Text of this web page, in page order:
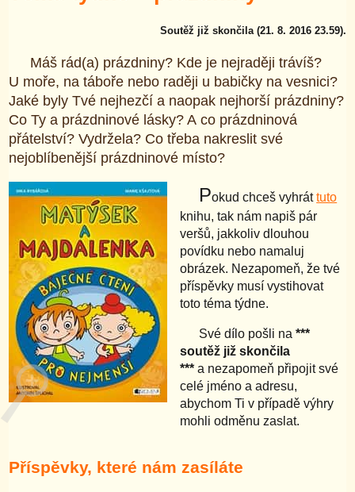
Soutěž již skončila (21. 8. 2016 23.59).
Máš rád(a) prázdniny? Kde je nejraději trávíš?
U moře, na táboře nebo raději u babičky na vesnici?
Jaké byly Tvé nejhezčí a naopak nejhorší prázdniny?
Co Ty a prázdninové lásky? A co prázdninová
přátelství? Vydržela? Co třeba nakreslit své
nejoblíbenější prázdninové místo?
Pokud chceš vyhráttuto
knihu, tak nám napiš pár
veršů, jakkoliv dlouhou
povídku nebo namaluj
obrázek. Nezapomeň, že tvé
příspěvky musí vystihovat
toto téma týdne.
Své dílo pošli na***
soutěž již skončila
*** a nezapomeň připojit své
celé jméno a adresu,
abychom Ti v případě výhry
mohli odměnu zaslat.
Příspěvky, které nám zasíláte